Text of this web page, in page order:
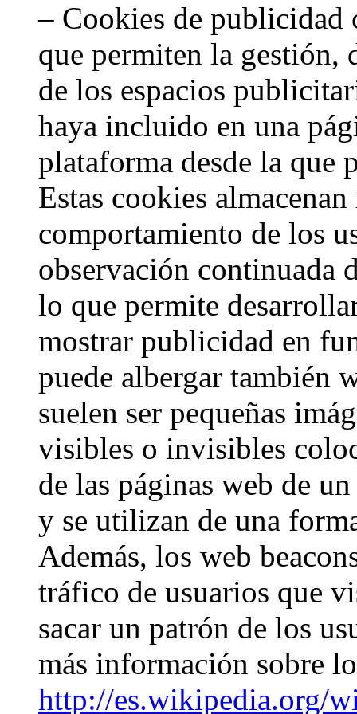
– Cookies de publicidad
que permiten la gestión,
de los espacios
haya incluido en una
plataforma desde la que
Estas cookies
comportamiento de los
observación continuada
lo que permite
mostrar publicidad en
puede albergar también
suelen ser pequeñas
visibles o invisibles
de las páginas web de
y se utilizan de una
Además, los web
tráfico de usuarios que
sacar un patrón de los
más información sobre
http://es.wikipedia.org/